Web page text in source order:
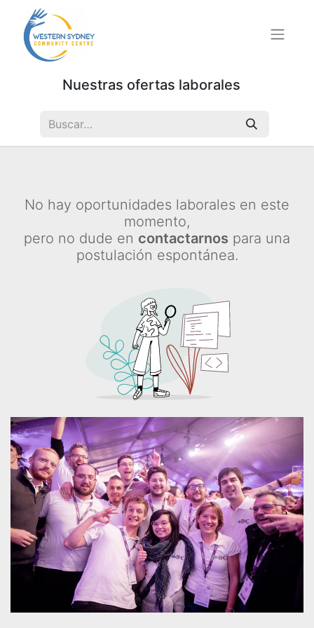
Nuestras ofertas laborales
No hay oportunidades laborales en este
momento,
pero no dude en contactarnos para una
postulación espontánea.